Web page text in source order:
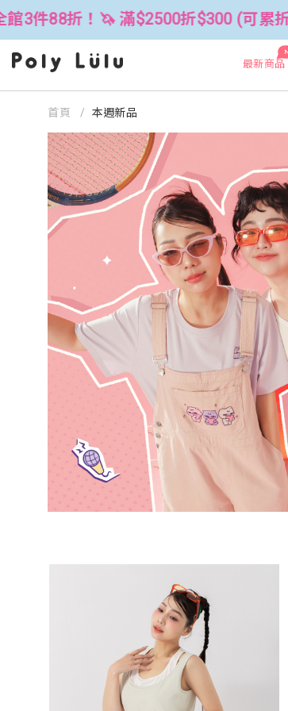
(可累折） 全館3件88
最新商品
首頁 本週新品